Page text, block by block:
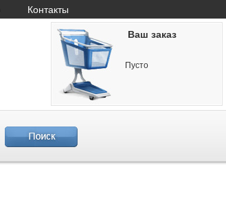
Контакты
Ваш заказ
Пусто